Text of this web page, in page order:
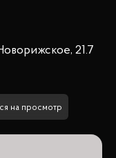
21.7
на просмотр